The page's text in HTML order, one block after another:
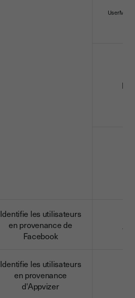
Identifie les utilisateurs
en provenance de
Facebook
Identifie les utilisateurs
en provenance
d'Appvizer